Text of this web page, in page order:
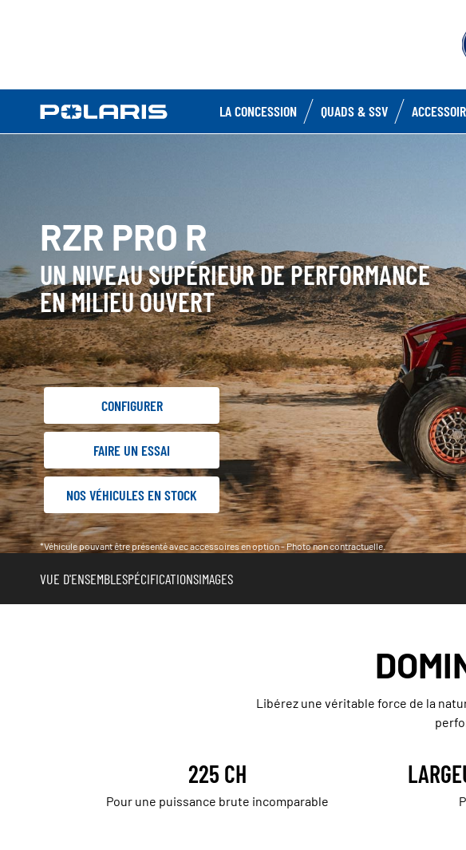
LA CONCESSION QUADS & SSV
RZR PRO R
UN NIVEAU SUPÉRIEUR DE PERFORMANCE
EN MILIEU OUVERT
CONFIGURER
FAIRE UN ESSAI
NOS VÉHICULES EN STOCK
*Véhicule pouvant être présenté avec accessoires en option - Photo non contractuelle.
VUE D'ENSEMBLESPÉCIFICATIONSIMAGES
Libérez une véritable force de la
225 CH
Pour une puissance brute incomparable